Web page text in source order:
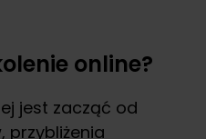
online?
jest zacząć od
przybliżenia